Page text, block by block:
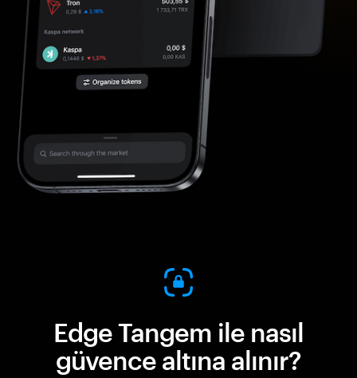
Edge Tangem ile nasıl
güvence altına alınır?